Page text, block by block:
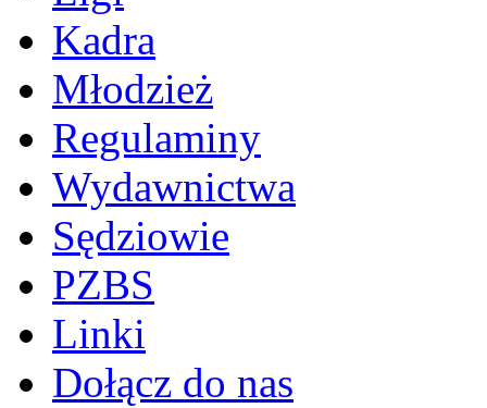
Kadra
Młodzież
Regulaminy
Wydawnictwa
Sędziowie
PZBS
Linki
Dołącz do nas